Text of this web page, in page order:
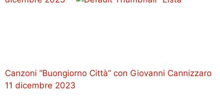
Canzoni “Buongiorno Città” con Giovanni Cannizzaro
11 dicembre 2023